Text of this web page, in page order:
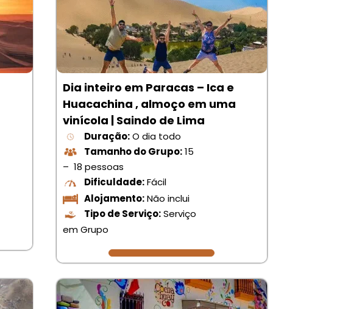
Dia inteiro em Paracas – Ica e
Huacachina , almoço em uma
vinícola | Saindo de Lima
Duração:O dia todo
Tamanho do Grupo:15
– 18 pessoas
Dificuldade:Fácil
Alojamento:Não inclui
Tipo de Serviço:Serviço
em Grupo